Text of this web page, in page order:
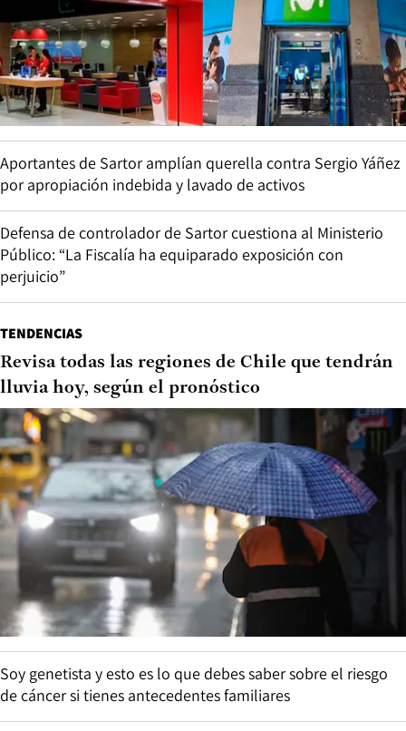
Aportantes de Sartor amplían querella contra Sergio Yáñez
por apropiación indebida y lavado de activos
Defensa de controlador de Sartor cuestiona al Ministerio
Público: “La Fiscalía ha equiparado exposición con
perjuicio”
TENDENCIAS
Revisa todas las regiones de Chile que tendrán
lluvia hoy, según el pronóstico
Soy genetista y esto es lo que debes saber sobre el riesgo
de cáncer si tienes antecedentes familiares